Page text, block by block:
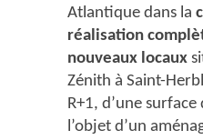
Atlantique dans la
réalisation
nouveaux locaux
Zénith à Saint-
R+1, d’une
l’objet d’un